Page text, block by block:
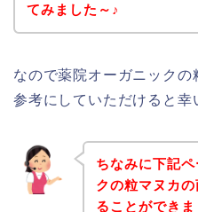
てみました～♪
なので薬院オーガニック
参考にしていただけると幸
ちなみに下記
クの粒マヌカ
ることができ